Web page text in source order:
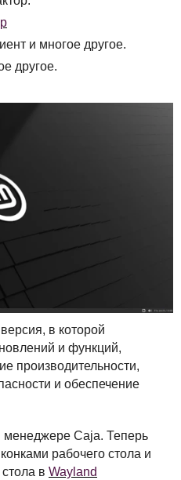
и многое другое.
другое.
в которой
и функций,
производительности,
и обеспечение
Caja. Теперь
рабочего стола и
в Wayland